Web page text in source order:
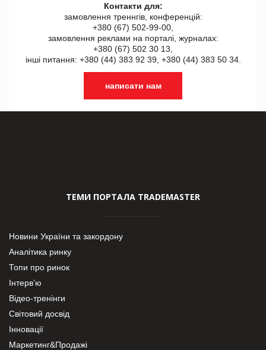
Контакти для:
замовлення треннгів, конференцій:
+380 (67) 502-99-00,
замовлення реклами на порталі, журналах:
+380 (67) 502 30 13,
інші питання: +380 (44) 383 92 39, +380 (44) 383 50 34.
написати нам
ТЕМИ ПОРТАЛА TRADEMASTER
Новини України та закордону
Аналітика ринку
Топи про ринок
Інтерв’ю
Відео-тренінги
Світовий досвід
Інновації
Маркетинг&Продажі